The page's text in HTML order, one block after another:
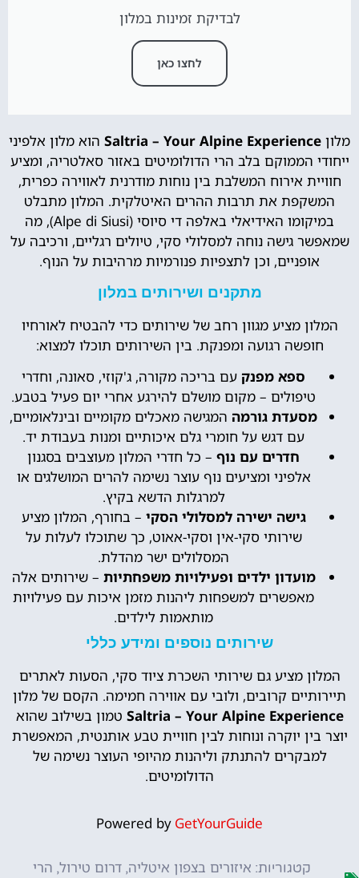
לבדיקת זמינות במלון
לחצו כאן
מלון Saltria – Your Alpine Experience הוא מלון אלפיני
ייחודי הממוקם בלב הרי הדולומיטים באזור סאלטריה, ומציע
חוויית אירוח המשלבת בין נוחות מודרנית לאווירה כפרית,
המשקפת את תרבות ההרים האיטלקית. המלון מתבלט
במיקומו האידיאלי באלפה די סיוסי (Alpe di Siusi), מה
שמאפשר גישה נוחה למסלולי סקי, טיולים רגליים, ורכיבה על
אופניים, וכן לתצפיות פנורמיות מרהיבות על הנוף.
מתקנים ושירותים במלון
המלון מציע מגוון רחב של שירותים כדי להבטיח לאורחיו
חופשה רגועה ומפנקת. בין השירותים תוכלו למצוא:
ספא מפנק עם בריכה מקורה, ג'קוזי, סאונה, וחדרי
טיפולים – מקום מושלם להירגע אחרי יום פעיל בטבע.
מסעדת גורמה המגישה מאכלים מקומיים ובינלאומיים,
עם דגש על חומרי גלם איכותיים ומנות בעבודת יד.
חדרים עם נוף – כל חדרי המלון מעוצבים בסגנון
אלפיני ומציעים נוף עוצר נשימה להרים המושלגים או
למרגלות הדשא בקיץ.
גישה ישירה למסלולי הסקי – בחורף, המלון מציע
שירותי סקי-אין וסקי-אאוט, כך שתוכלו לעלות על
המסלולים ישר מהדלת.
מועדון ילדים ופעילויות משפחתיות – שירותים אלה
מאפשרים למשפחות ליהנות מזמן איכות עם פעילויות
מותאמות לילדים.
שירותים נוספים ומידע כללי
המלון מציע גם שירותי השכרת ציוד סקי, הסעות לאתרים
תיירותיים קרובים, ולובי עם אווירה חמימה. הקסם של מלון
Saltria – Your Alpine Experience טמון בשילוב שהוא
יוצר בין יוקרה ונוחות לבין חוויית טבע אותנטית, המאפשרת
למבקרים להתנתק וליהנות מהיופי העוצר נשימה של
הדולומיטים.
Powered by GetYourGuide
קטגוריות: איזורים בצפון איטליה, דרום טירול, הרי